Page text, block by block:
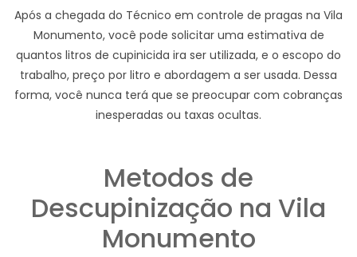
Após a chegada do Técnico em controle de pragas na Vila
Monumento, você pode solicitar uma estimativa de
quantos litros de cupinicida ira ser utilizada, e o escopo do
trabalho, preço por litro e abordagem a ser usada. Dessa
forma, você nunca terá que se preocupar com cobranças
inesperadas ou taxas ocultas.
Metodos de
Descupinização na Vila
Monumento